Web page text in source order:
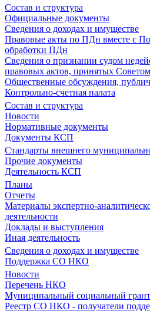
Состав и структура
Официальные документы
Сведения о доходах и имуществе
Правовые акты по ПДн вместе с
обработки ПДн
Сведения о признании судом
правовых актов, принятых
Общественные обсуждения,
Контрольно-счетная палата
Состав и структура
Новости
Нормативные документы
Документы КСП
Стандарты внешнего
Прочие документы
Деятельность КСП
Планы
Отчеты
Материалы экспертно-
деятельности
Доклады и выступления
Иная деятельность
Сведения о доходах и имуществе
Поддержка СО НКО
Новости
Перечень НКО
Муниципальный социальный грант
Реестр СО НКО - получатели